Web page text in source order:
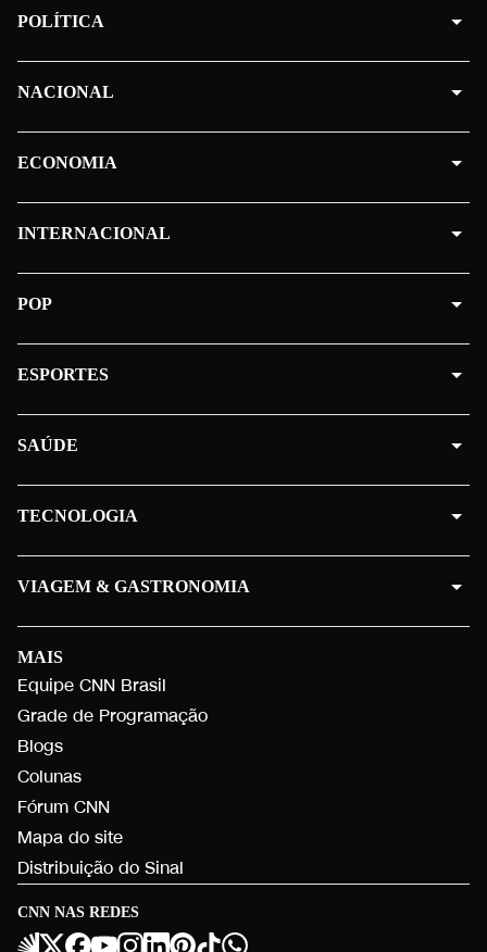
CNN NAS REDES
MAIS
Equipe CNN Brasil
Grade de Programação
Blogs
Colunas
Fórum CNN
Mapa do site
Distribuição do Sinal
POLÍTICA
NACIONAL
ECONOMIA
INTERNACIONAL
POP
ESPORTES
SAÚDE
TECNOLOGIA
VIAGEM & GASTRONOMIA